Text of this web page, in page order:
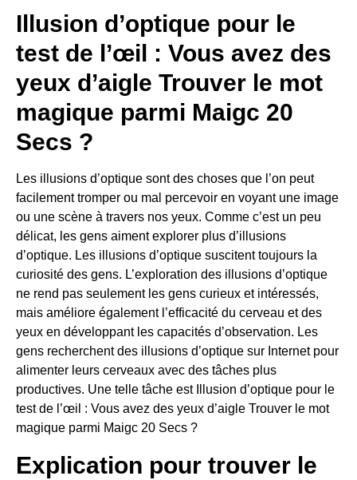
Illusion d’optique pour le
test de l’œil : Vous avez des
yeux d’aigle Trouver le mot
magique parmi Maigc 20
Secs ?
Les illusions d’optique sont des choses que l’on peut
facilement tromper ou mal percevoir en voyant une image
ou une scène à travers nos yeux. Comme c’est un peu
délicat, les gens aiment explorer plus d’illusions
d’optique. Les illusions d’optique suscitent toujours la
curiosité des gens. L’exploration des illusions d’optique
ne rend pas seulement les gens curieux et intéressés,
mais améliore également l’efficacité du cerveau et des
yeux en développant les capacités d’observation. Les
gens recherchent des illusions d’optique sur Internet pour
alimenter leurs cerveaux avec des tâches plus
productives. Une telle tâche est Illusion d’optique pour le
test de l’œil : Vous avez des yeux d’aigle Trouver le mot
magique parmi Maigc 20 Secs ?
Explication pour trouver le